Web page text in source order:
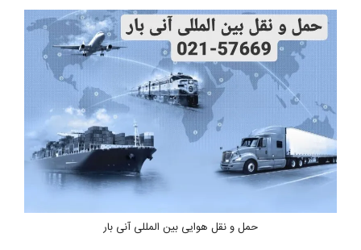
حمل و نقل هوایی بین المللی آنی بار